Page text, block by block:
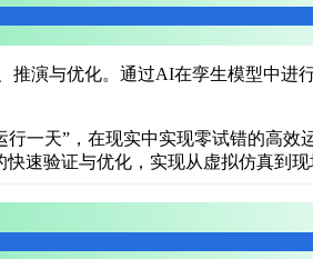
演与优化。通过AI在孪生模型中进
一天”，在现实中实现零试错的高效
速验证与优化，实现从虚拟仿真到现